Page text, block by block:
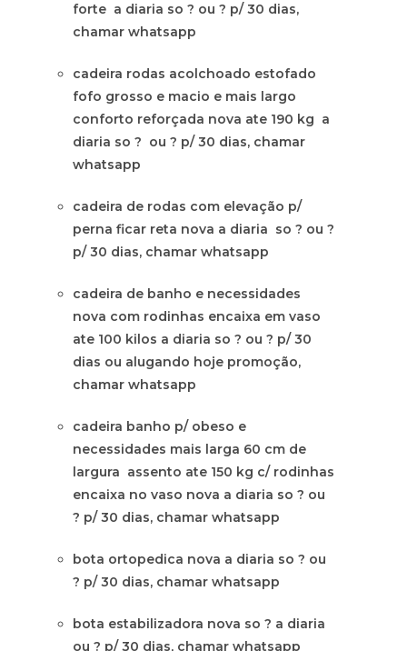
forte a diaria so ? ou ? p/ 30 dias,
chamar whatsapp
cadeira rodas acolchoado estofado
fofo grosso e macio e mais largo
conforto reforçada nova ate 190 kg a
diaria so ? ou ? p/ 30 dias, chamar
whatsapp
cadeira de rodas com elevação p/
perna ficar reta nova a diaria so ? ou ?
p/ 30 dias, chamar whatsapp
cadeira de banho e necessidades
nova com rodinhas encaixa em vaso
ate 100 kilos a diaria so ? ou ? p/ 30
dias ou alugando hoje promoção,
chamar whatsapp
cadeira banho p/ obeso e
necessidades mais larga 60 cm de
largura assento ate 150 kg c/ rodinhas
encaixa no vaso nova a diaria so ? ou
? p/ 30 dias, chamar whatsapp
bota ortopedica nova a diaria so ? ou
? p/ 30 dias, chamar whatsapp
bota estabilizadora nova so ? a diaria
ou ? p/ 30 dias, chamar whatsapp